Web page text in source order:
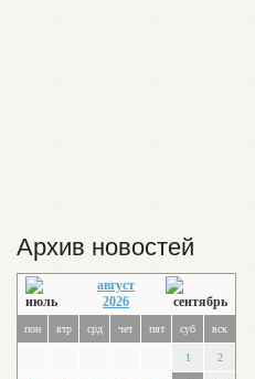
Архив новостей
август
2026
пон втр срд чет пят суб вск
1 2